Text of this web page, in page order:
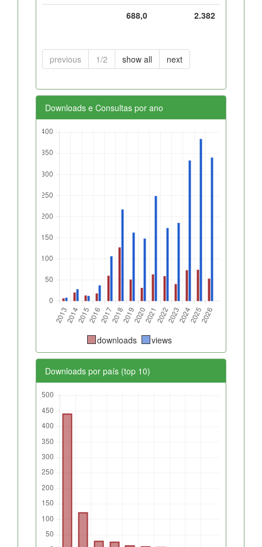
688,0
2.382
previous 1/2 show all next
Downloads e Consultas por ano
downloads views
Downloads por país (top 10)